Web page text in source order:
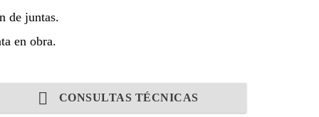
de juntas.
en obra.
CONSULTAS TÉCNICAS